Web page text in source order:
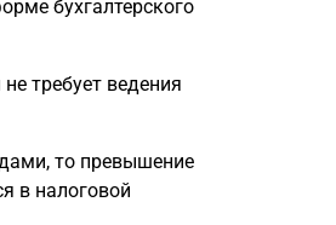
бухгалтерского
требует ведения
то превышение
в налоговой